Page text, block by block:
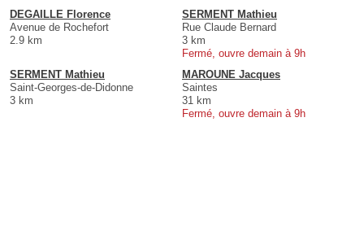
DEGAILLE Florence
Avenue de Rochefort
2.9 km
SERMENT Mathieu
Rue Claude Bernard
3 km
Fermé, ouvre demain à 9h
SERMENT Mathieu
Saint-Georges-de-Didonne
3 km
MAROUNE Jacques
Saintes
31 km
Fermé, ouvre demain à 9h